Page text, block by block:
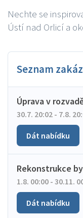
Nechte se
Ústí nad Orlicí a
Seznam
Úprava v
30.7. 20:02 - 7.8.
Dát nabídku
Rekonstrukce
1.8. 00:00 - 30.11.
Dát nabídku